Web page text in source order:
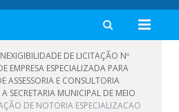
DE LICITAÇÃO Nº
EMPRESA ESPECIALIZADA PARA
ASSESSORIA E CONSULTORIA
SECRETARIA MUNICIPAL DE MEIO
DE NOTORIA ESPECIALIZACAO